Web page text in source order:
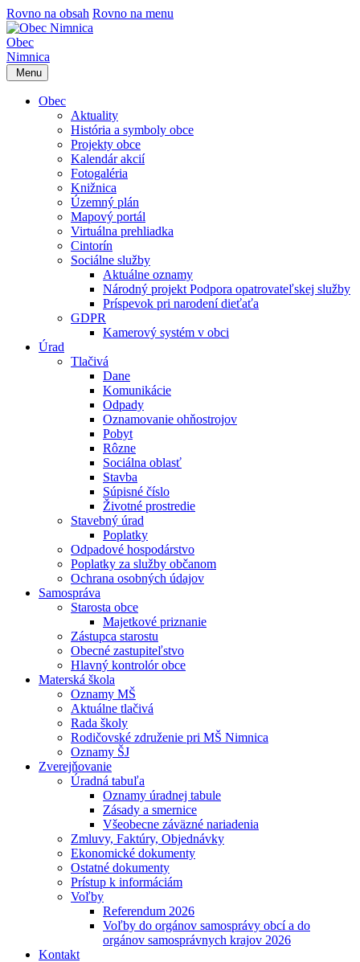
Rovno na obsah Rovno na menu
Obec
Nimnica
Menu
Obec
Aktuality
História a symboly obce
Projekty obce
Kalendár akcií
Fotogaléria
Knižnica
Územný plán
Mapový portál
Virtuálna prehliadka
Cintorín
Sociálne služby
Aktuálne oznamy
Národný projekt Podpora opatrovateľskej služby
Príspevok pri narodení dieťaťa
GDPR
Kamerový systém v obci
Úrad
Tlačivá
Dane
Komunikácie
Odpady
Oznamovanie ohňostrojov
Pobyt
Rôzne
Sociálna oblasť
Stavba
Súpisné číslo
Životné prostredie
Stavebný úrad
Poplatky
Odpadové hospodárstvo
Poplatky za služby občanom
Ochrana osobných údajov
Samospráva
Starosta obce
Majetkové priznanie
Zástupca starostu
Obecné zastupiteľstvo
Hlavný kontrolór obce
Materská škola
Oznamy MŠ
Aktuálne tlačivá
Rada školy
Rodičovské združenie pri MŠ Nimnica
Oznamy ŠJ
Zverejňovanie
Úradná tabuľa
Oznamy úradnej tabule
Zásady a smernice
Všeobecne záväzné nariadenia
Zmluvy, Faktúry, Objednávky
Ekonomické dokumenty
Ostatné dokumenty
Prístup k informáciám
Voľby
Referendum 2026
Voľby do orgánov samosprávy obcí a do
orgánov samosprávnych krajov 2026
Kontakt